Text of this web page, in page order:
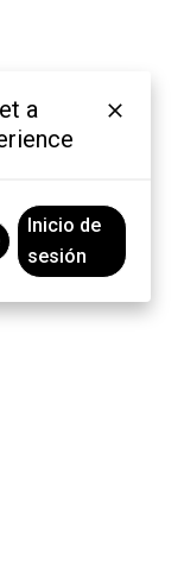
a
Inicio de
sesión